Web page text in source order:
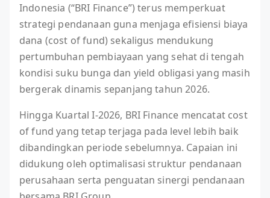
Indonesia (“BRI Finance”) terus memperkuat
strategi pendanaan guna menjaga efisiensi biaya
dana (cost of fund) sekaligus mendukung
pertumbuhan pembiayaan yang sehat di tengah
kondisi suku bunga dan yield obligasi yang masih
bergerak dinamis sepanjang tahun 2026.
Hingga Kuartal I-2026, BRI Finance mencatat cost
of fund yang tetap terjaga pada level lebih baik
dibandingkan periode sebelumnya. Capaian ini
didukung oleh optimalisasi struktur pendanaan
perusahaan serta penguatan sinergi pendanaan